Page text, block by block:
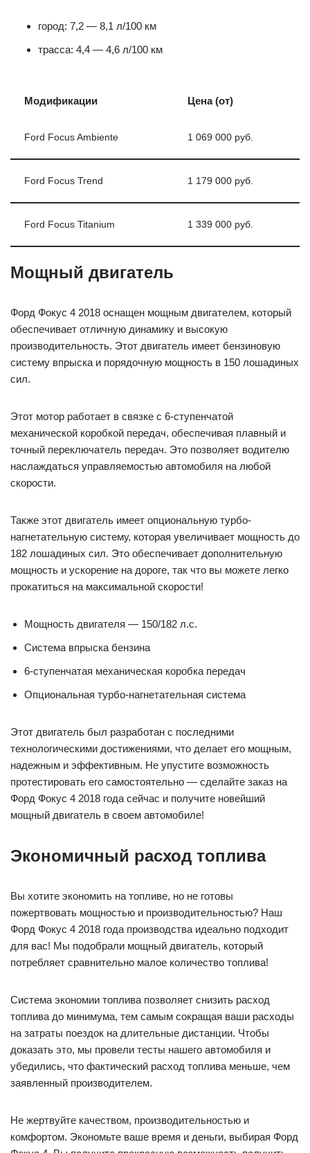
город: 7,2 — 8,1 л/100 км
трасса: 4,4 — 4,6 л/100 км
Модификации Цена (от)
Ford Focus Ambiente 1 069 000 руб.
Ford Focus Trend 1 179 000 руб.
Ford Focus Titanium 1 339 000 руб.
Мощный двигатель
Форд Фокус 4 2018 оснащен мощным двигателем, который
обеспечивает отличную динамику и высокую
производительность. Этот двигатель имеет бензиновую
систему впрыска и порядочную мощность в 150 лошадиных
сил.
Этот мотор работает в связке с 6-ступенчатой
механической коробкой передач, обеспечивая плавный и
точный переключатель передач. Это позволяет водителю
наслаждаться управляемостью автомобиля на любой
скорости.
Также этот двигатель имеет опциональную турбо-
нагнетательную систему, которая увеличивает мощность до
182 лошадиных сил. Это обеспечивает дополнительную
мощность и ускорение на дороге, так что вы можете легко
прокатиться на максимальной скорости!
Мощность двигателя — 150/182 л.с.
Система впрыска бензина
6-ступенчатая механическая коробка передач
Опциональная турбо-нагнетательная система
Этот двигатель был разработан с последними
технологическими достижениями, что делает его мощным,
надежным и эффективным. Не упустите возможность
протестировать его самостоятельно — сделайте заказ на
Форд Фокус 4 2018 года сейчас и получите новейший
мощный двигатель в своем автомобиле!
Экономичный расход топлива
Вы хотите экономить на топливе, но не готовы
пожертвовать мощностью и производительностью? Наш
Форд Фокус 4 2018 года производства идеально подходит
для вас! Мы подобрали мощный двигатель, который
потребляет сравнительно малое количество топлива!
Система экономии топлива позволяет снизить расход
топлива до минимума, тем самым сокращая ваши расходы
на затраты поездок на длительные дистанции. Чтобы
доказать это, мы провели тесты нашего автомобиля и
убедились, что фактический расход топлива меньше, чем
заявленный производителем.
Не жертвуйте качеством, производительностью и
комфортом. Экономьте ваше время и деньги, выбирая Форд